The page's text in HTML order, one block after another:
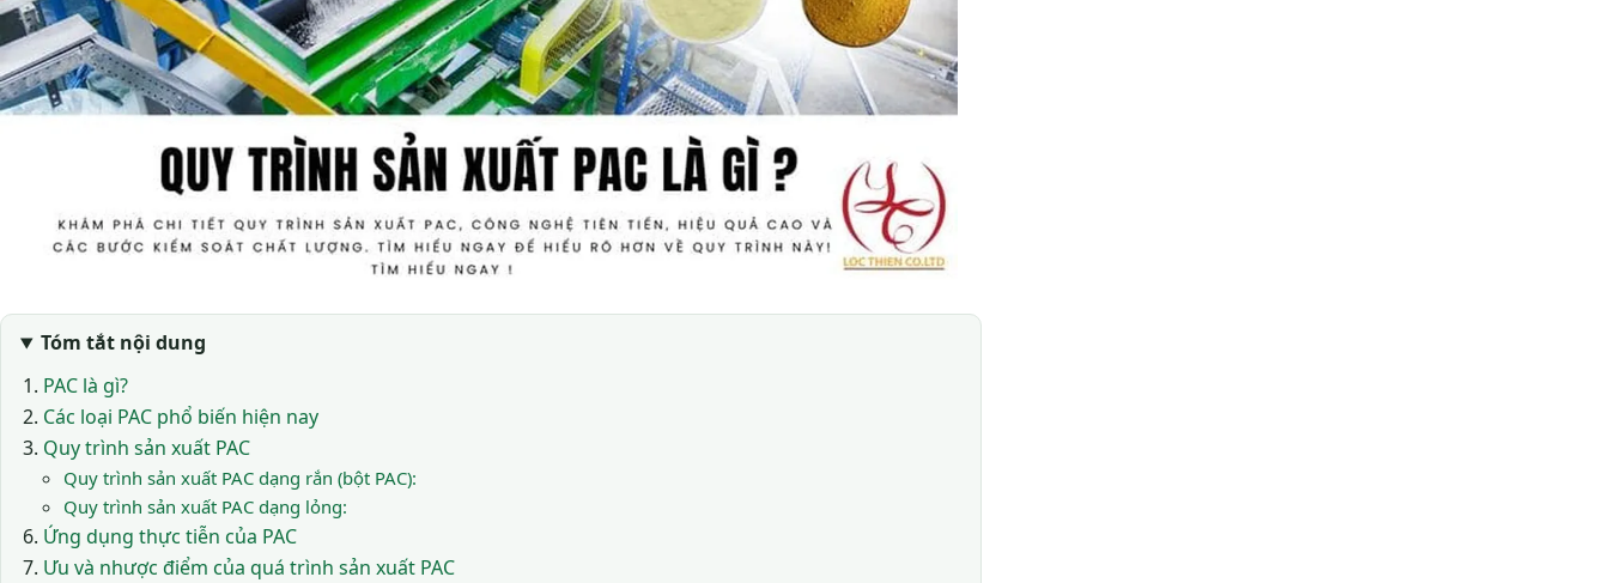
Tóm tắt nội dung
PAC là gì?
Các loại PAC phổ biến hiện nay
Quy trình sản xuất PAC
Quy trình sản xuất PAC dạng rắn (bột PAC):
Quy trình sản xuất PAC dạng lỏng:
Ứng dụng thực tiễn của PAC
Ưu và nhược điểm của quá trình sản xuất PAC